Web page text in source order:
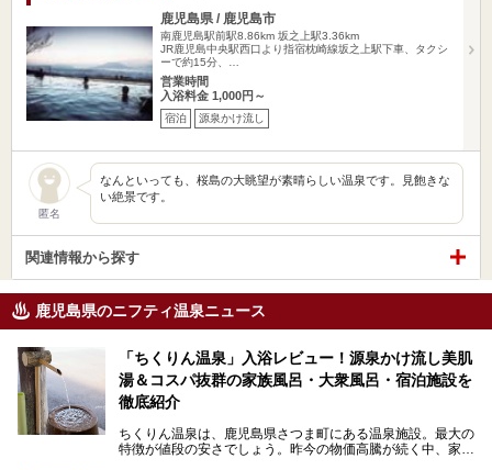
鹿児島県 / 鹿児島市
南鹿児島駅前駅8.86km 坂之上駅3.36km
JR鹿児島中央駅西口より指宿枕崎線坂之上駅下車、タクシ
ーで約15分、…
営業時間
入浴料金 1,000円～
宿泊 源泉かけ流し
匿名
なんといっても、桜島の大眺望が素晴らしい温泉です。見飽きな
い絶景です。
関連情報から探す
鹿児島県のニフティ温泉ニュース
「ちくりん温泉」入浴レビュー！源泉かけ流し美肌
湯＆コスパ抜群の家族風呂・大衆風呂・宿泊施設を
徹底紹介
ちくりん温泉は、鹿児島県さつま町にある温泉施設。最大の
特徴が値段の安さでしょう。昨今の物価高騰が続く中、家族